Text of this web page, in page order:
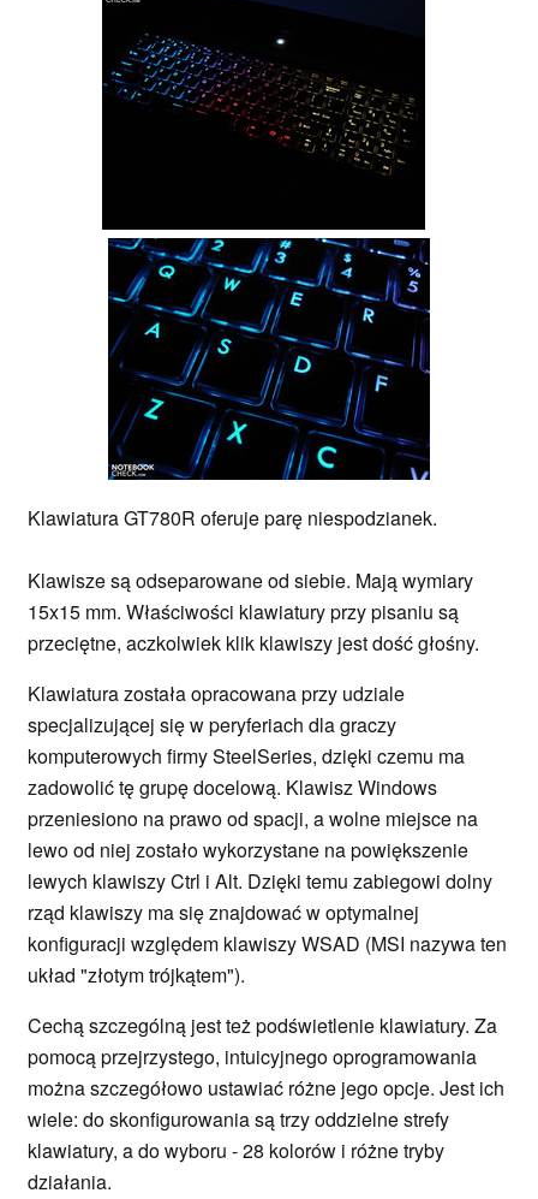
Klawiatura GT780R oferuje parę niespodzianek.
Klawisze są odseparowane od siebie. Mają wymiary
15x15 mm. Właściwości klawiatury przy pisaniu są
przeciętne, aczkolwiek klik klawiszy jest dość głośny.
Klawiatura została opracowana przy udziale
specjalizującej się w peryferiach dla graczy
komputerowych firmy SteelSeries, dzięki czemu ma
zadowolić tę grupę docelową. Klawisz Windows
przeniesiono na prawo od spacji, a wolne miejsce na
lewo od niej zostało wykorzystane na powiększenie
lewych klawiszy Ctrl i Alt. Dzięki temu zabiegowi dolny
rząd klawiszy ma się znajdować w optymalnej
konfiguracji względem klawiszy WSAD (MSI nazywa ten
układ "złotym trójkątem").
Cechą szczególną jest też podświetlenie klawiatury. Za
pomocą przejrzystego, intuicyjnego oprogramowania
można szczegółowo ustawiać różne jego opcje. Jest ich
wiele: do skonfigurowania są trzy oddzielne strefy
klawiatury, a do wyboru - 28 kolorów i różne tryby
działania.